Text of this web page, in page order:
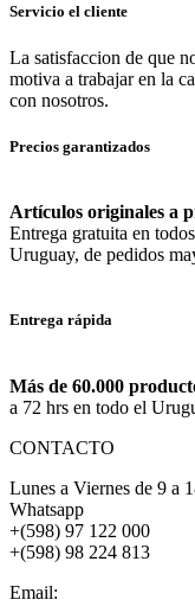
Servicio el cliente
La satisfaccion de que
motiva a trabajar en la
con nosotros.
Precios garantizados
Artículos originales a
Entrega gratuita en
Uruguay, de pedidos
Entrega rápida
Más de 60.000
a 72 hrs en todo el
CONTACTO
Lunes a Viernes de 9 a
Whatsapp
+(598) 97 122 000
+(598) 98 224 813
Email: